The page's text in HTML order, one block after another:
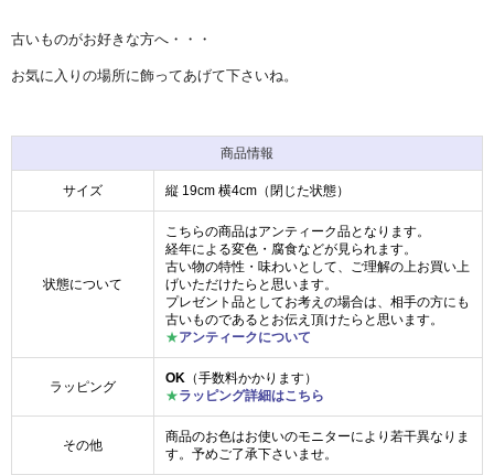
古いものがお好きな方へ・・・
お気に入りの場所に飾ってあげて下さいね。
商品情報
サイズ 縦 19cm 横4cm（閉じた状態）
状態について
こちらの商品はアンティーク品となります。
経年による変色・腐食などが見られます。
古い物の特性・味わいとして、ご理解の上お買い上
げいただけたらと思います。
プレゼント品としてお考えの場合は、相手の方にも
古いものであるとお伝え頂けたらと思います。
★アンティークについて
ラッピング
OK （手数料かかります）
★ラッピング詳細はこちら
その他
商品のお色はお使いのモニターにより若干異なりま
す。予めご了承下さいませ。